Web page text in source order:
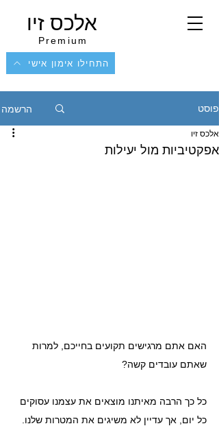
אלכס זיו
Premium
התחילו אימון אישי
פוסט הרשמה
אפקטיביות מול יעילות
אלכס זיו
האם אתם מרגישים תקועים בחייכם, למרות
שאתם עובדים קשה?
כל כך הרבה מאיתנו מוצאים את עצמנו עסוקים
כל יום, אך עדיין לא משיגים את המטרות שלנו.